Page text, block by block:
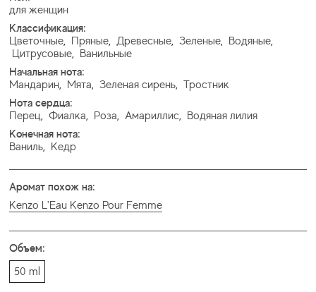
для женщин
Классификация:
Цветочные, Пряные, Древесные, Зеленые, Водяные,
Цитрусовые, Ванильные
Начальная нота:
Мандарин, Мята, Зеленая сирень, Тростник
Нота сердца:
Перец, Фиалка, Роза, Амариллис, Водяная лилия
Конечная нота:
Ваниль, Кедр
Аромат похож на:
Kenzo L'Eau Kenzo Pour Femme
Объем:
50 ml